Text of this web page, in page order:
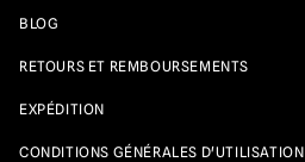
BLOG
RETOURS ET REMBOURSEMENTS
EXPÉDITION
CONDITIONS GÉNÉRALES D'UTILISATION